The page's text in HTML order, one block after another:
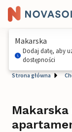
Makarska
Dodaj datę, aby
dostępności
Strona główna